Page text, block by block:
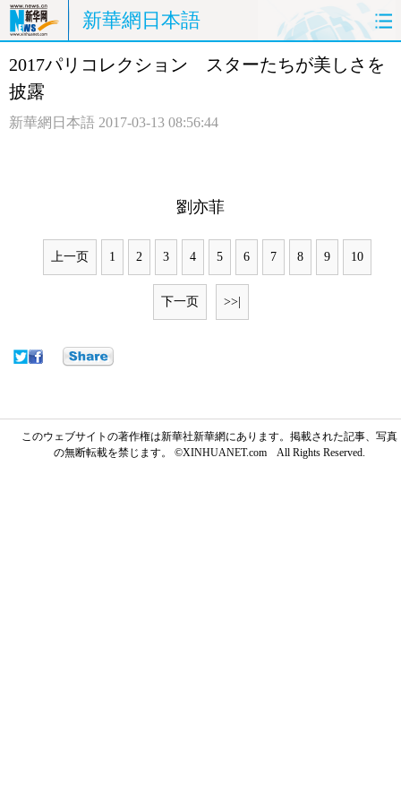
新華網日本語
ホームページ 政治 経済
2017パリコレクション スターたちが美しさを
披露
新華網日本語 2017-03-13 08:56:44
劉亦菲
上一页 1 2 3 4 5 6 7 8 9 10
下一页 >>|
このウェブサイトの著作権は新華社新華網にあります。掲載された記事、写真
の無断転載を禁じます。 ©XINHUANET.com All Rights Reserved.